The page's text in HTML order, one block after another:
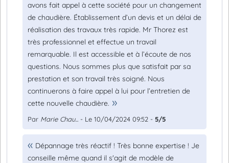
avons fait appel à cette société pour un changement
de chaudière. Établissement d’un devis et un délai de
réalisation des travaux très rapide. Mr Thorez est
très professionnel et effectue un travail
remarquable. Il est accessible et à l’écoute de nos
questions. Nous sommes plus que satisfait par sa
prestation et son travail très soigné. Nous
continuerons à faire appel à lui pour l’entretien de
cette nouvelle chaudière.
Par Marie Chau... - Le 10/04/2024 09:52 - 5/5
Dépannage très réactif ! Très bonne expertise ! Je
conseille même quand il s'agit de modèle de